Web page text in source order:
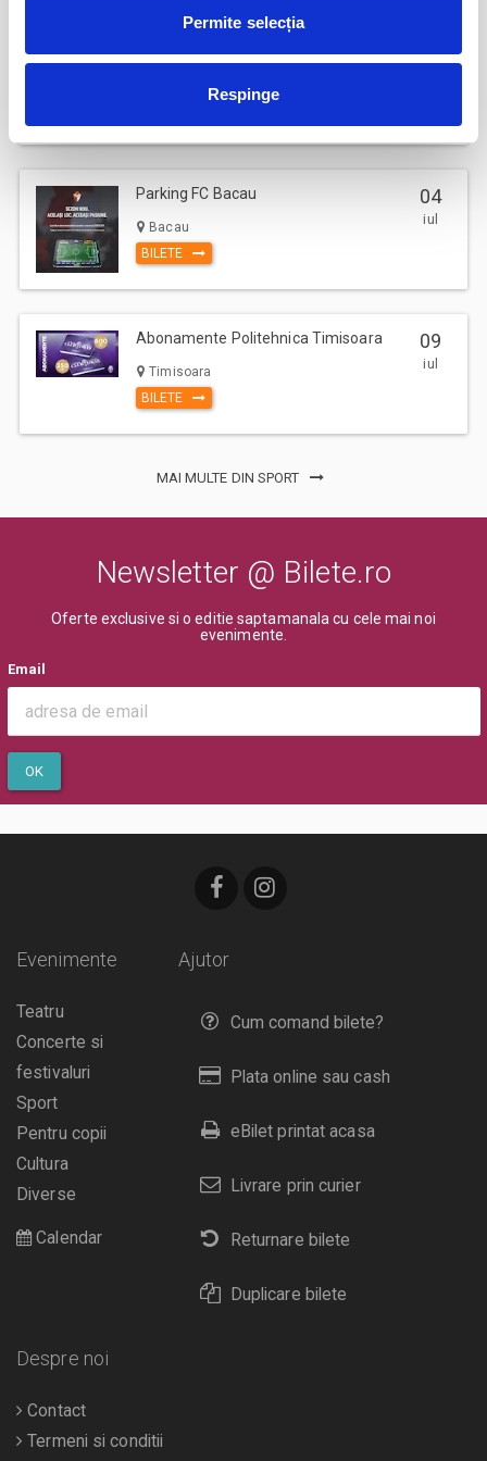
Permite selecția
Respinge
03
Parking FC Вacau
Bacau
BILETE
04
iul
Abonamente Politehnica Timisoara
Timisoara
BILETE
09
iul
MAI MULTE DIN SPORT
Newsletter @ Bilete.ro
Oferte exclusive si o editie saptamanala cu cele mai noi
evenimente.
Email
OK
Ajutor
Cum comand bilete?
Plata online sau cash
eBilet printat acasa
Livrare prin curier
Returnare bilete
Duplicare bilete
Evenimente
Teatru
Concerte si
festivaluri
Sport
Pentru copii
Cultura
Diverse
Calendar
Despre noi
Contact
Termeni si conditii